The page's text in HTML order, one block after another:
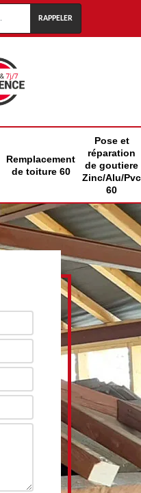
Remplacement
de toiture 60
Pose et
réparation
de goutiere
Zinc/Alu/Pvc
60